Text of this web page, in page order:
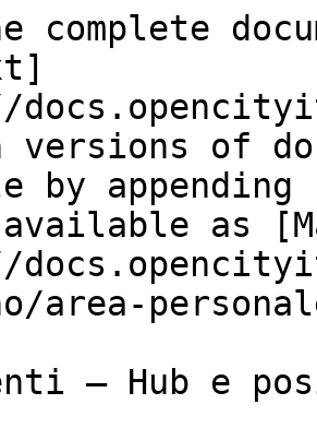
complete
versions of
by
as
area-
— Hub e